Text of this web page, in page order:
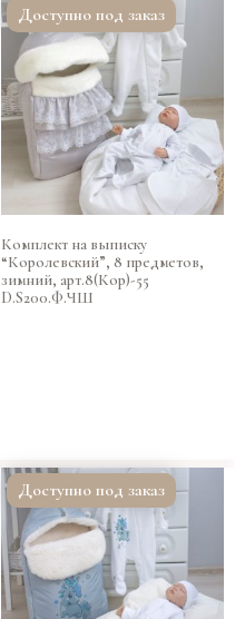
Доступно под заказ
Комплект на выписку
“Королевский”, 8 предметов,
зимний, арт.8(Кор)-55
D.S200.Ф.ЧШ
Доступно под заказ